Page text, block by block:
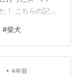
！ こちらの記事
ですが、左が生
ヤオコーで見た
。 税抜き、左
した！ 50円も
#柴犬
• 4年前